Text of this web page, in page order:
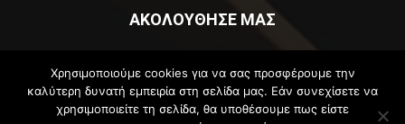
ΑΚΟΛΟΥΘΗΣΕ ΜΑΣ
Χρησιμοποιούμε cookies για να σας προσφέρουμε την
καλύτερη δυνατή εμπειρία στη σελίδα μας. Εάν συνεχίσετε να
χρησιμοποιείτε τη σελίδα, θα υποθέσουμε πως είστε